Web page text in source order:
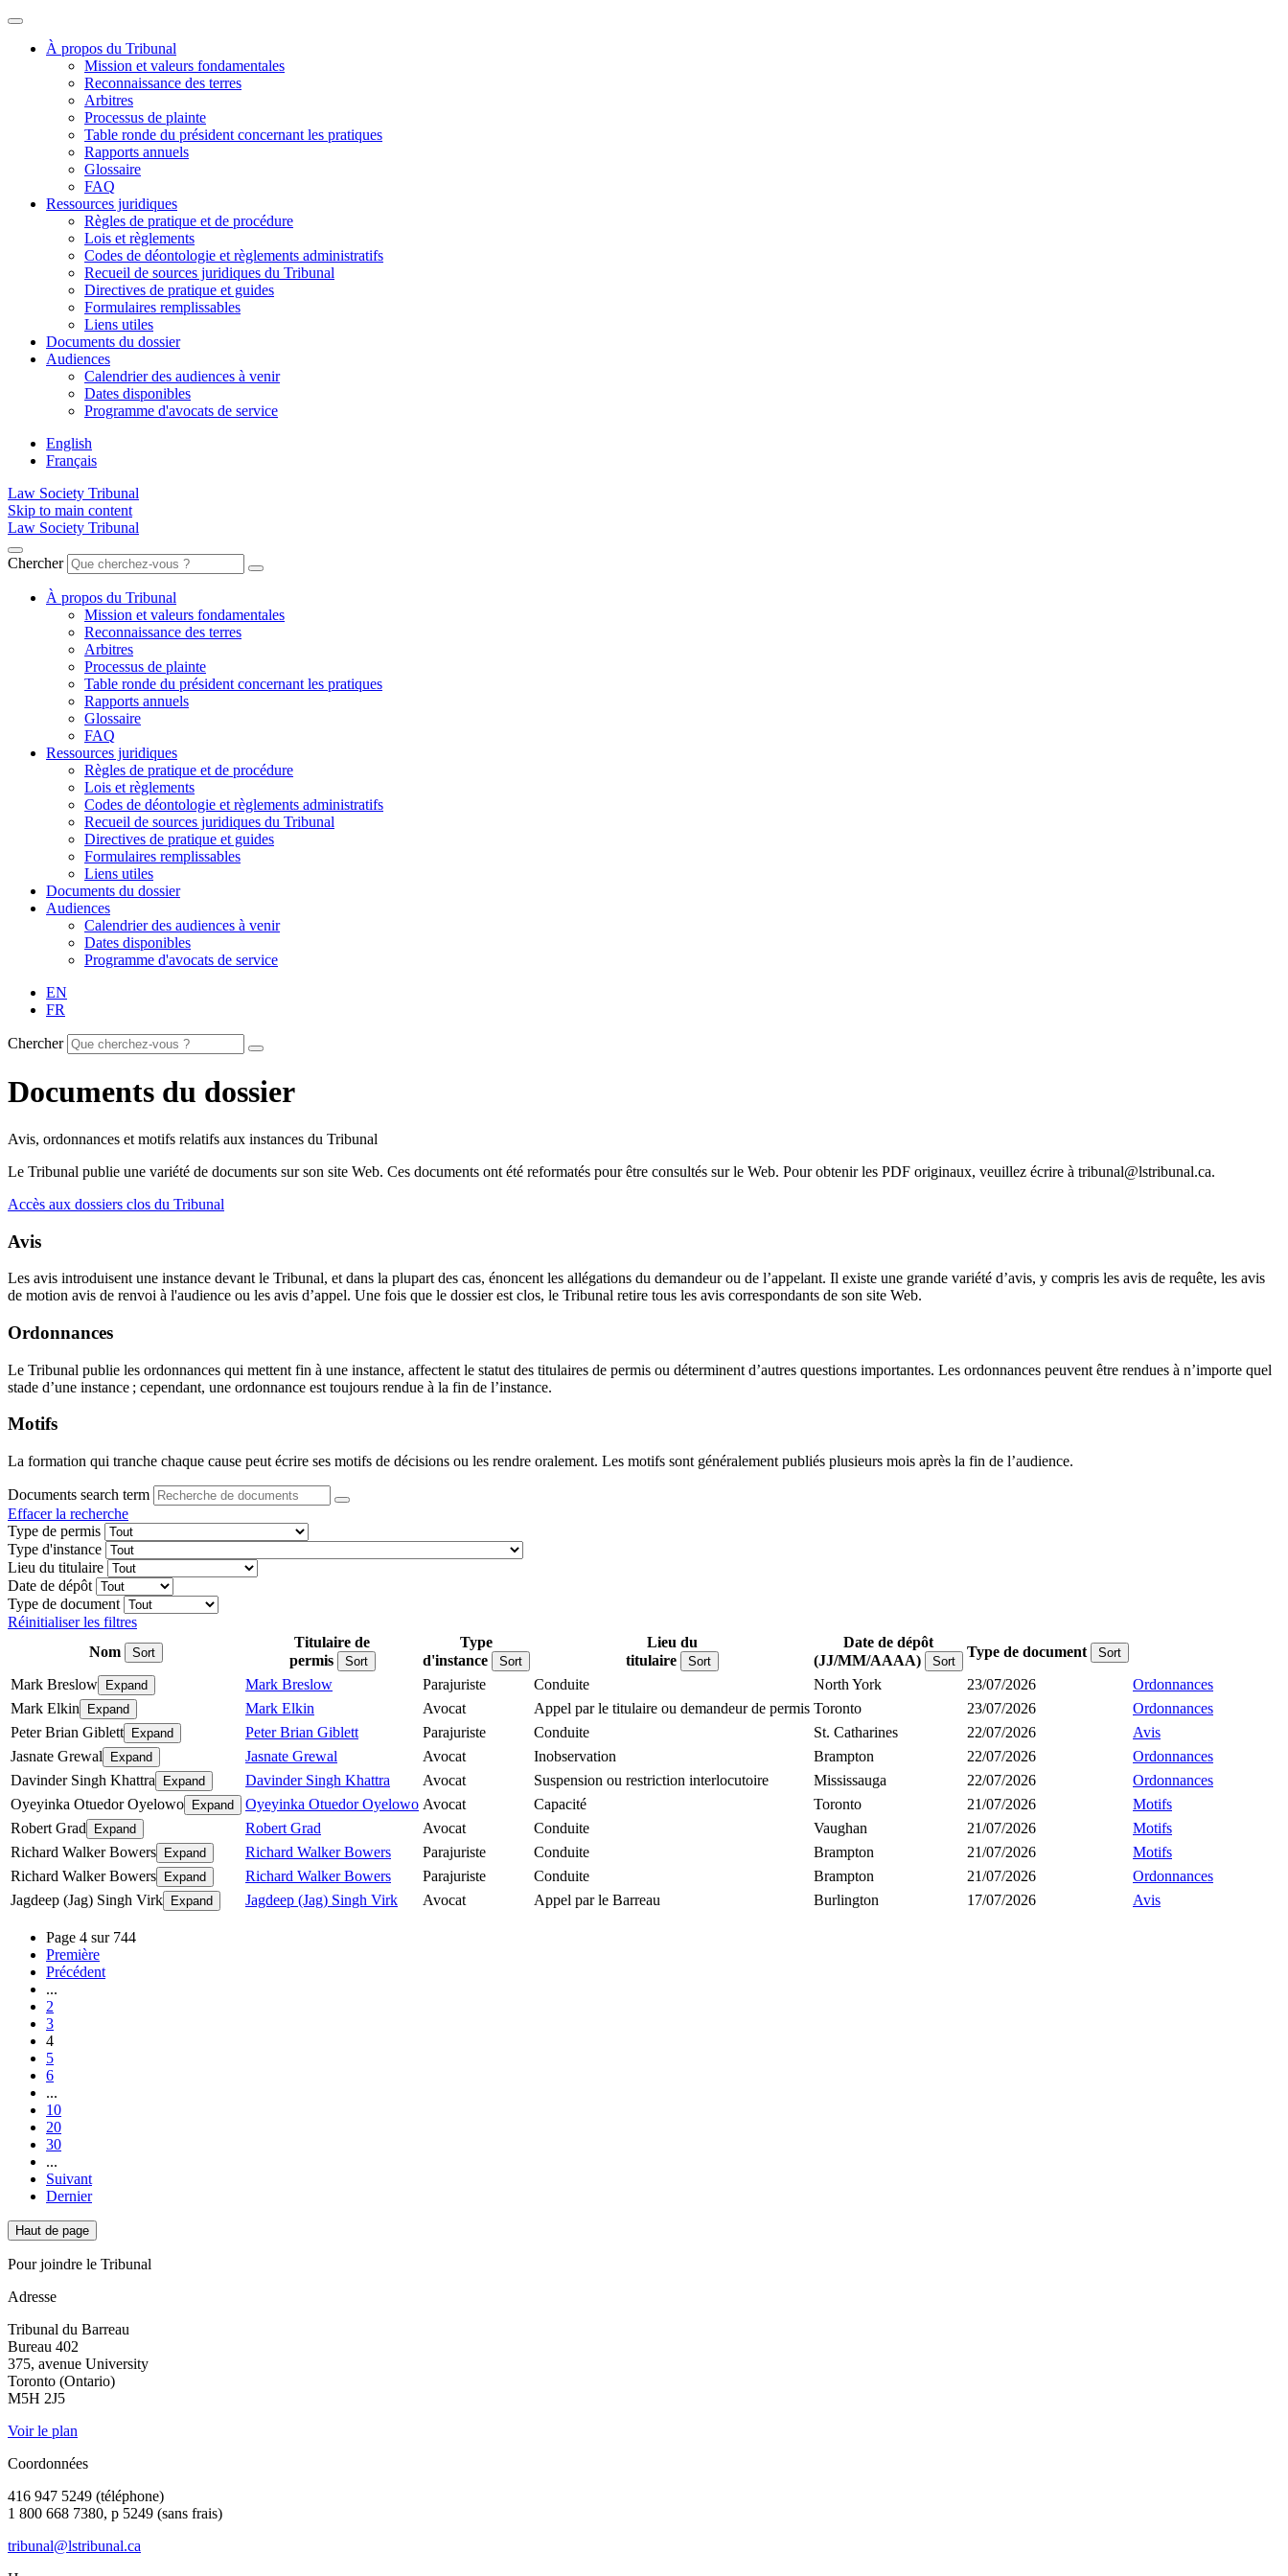
À propos du Tribunal
Mission et valeurs fondamentales
Reconnaissance des terres
Arbitres
Processus de plainte
Table ronde du président concernant les pratiques
Rapports annuels
Glossaire
FAQ
Ressources juridiques
Règles de pratique et de procédure
Lois et règlements
Codes de déontologie et règlements administratifs
Recueil de sources juridiques du Tribunal
Directives de pratique et guides
Formulaires remplissables
Liens utiles
Documents du dossier
Audiences
Calendrier des audiences à venir
Dates disponibles
Programme d'avocats de service
English
Français
Law Society Tribunal
Skip to main content
Law Society Tribunal
Chercher
À propos du Tribunal
Mission et valeurs fondamentales
Reconnaissance des terres
Arbitres
Processus de plainte
Table ronde du président concernant les pratiques
Rapports annuels
Glossaire
FAQ
Ressources juridiques
Règles de pratique et de procédure
Lois et règlements
Codes de déontologie et règlements administratifs
Recueil de sources juridiques du Tribunal
Directives de pratique et guides
Formulaires remplissables
Liens utiles
Documents du dossier
Audiences
Calendrier des audiences à venir
Dates disponibles
Programme d'avocats de service
EN
FR
Chercher
Documents du dossier
Avis, ordonnances et motifs relatifs aux instances du Tribunal
Le Tribunal publie une variété de documents sur son site Web. Ces documents ont été reformatés pour être consultés sur le Web. Pour obtenir les PDF originaux, veuillez écrire à tribunal@lstribunal.ca.
Accès aux dossiers clos du Tribunal
Avis
Les avis introduisent une instance devant le Tribunal, et dans la plupart des cas, énoncent les allégations du demandeur ou de l’appelant. Il existe une grande variété d’avis, y compris les avis de requête, les avis
de motion avis de renvoi à l'audience ou les avis d’appel. Une fois que le dossier est clos, le Tribunal retire tous les avis correspondants de son site Web.
Ordonnances
Le Tribunal publie les ordonnances qui mettent fin à une instance, affectent le statut des titulaires de permis ou déterminent d’autres questions importantes. Les ordonnances peuvent être rendues à n’importe quel
stade d’une instance ; cependant, une ordonnance est toujours rendue à la fin de l’instance.
Motifs
La formation qui tranche chaque cause peut écrire ses motifs de décisions ou les rendre oralement. Les motifs sont généralement publiés plusieurs mois après la fin de l’audience.
Documents search term
Effacer la recherche
Type de permis
Type d'instance
Lieu du titulaire
Date de dépôt
Type de document
Réinitialiser les filtres
Nom
Sort
Titulaire de
permis
Sort
Type
d'instance
Sort
Lieu du
titulaire
Sort
Date de dépôt
(JJ/MM/AAAA)
Sort
Type de document Sort
Mark Breslow Expand Mark Breslow Parajuriste Conduite North York 23/07/2026
Ordonnances
Mark Elkin
Expand Mark Elkin Avocat Appel par le titulaire ou demandeur de permis Toronto 23/07/2026
Ordonnances
Peter Brian Giblett
Expand Peter Brian Giblett Parajuriste Conduite St. Catharines 22/07/2026
Avis
Jasnate Grewal
Expand Jasnate Grewal Avocat Inobservation Brampton 22/07/2026
Ordonnances
Davinder Singh Khattra
Expand Davinder Singh Khattra Avocat Suspension ou restriction interlocutoire Mississauga 22/07/2026
Ordonnances
Oyeyinka Otuedor Oyelowo
Expand Oyeyinka Otuedor Oyelowo Avocat Capacité Toronto 21/07/2026
Motifs
Robert Grad
Expand Robert Grad Avocat Conduite Vaughan 21/07/2026
Motifs
Richard Walker Bowers
Expand Richard Walker Bowers Parajuriste Conduite Brampton 21/07/2026
Motifs
Richard Walker Bowers
Expand Richard Walker Bowers Parajuriste Conduite Brampton 21/07/2026
Ordonnances
Jagdeep (Jag) Singh Virk
Expand Jagdeep (Jag) Singh Virk Avocat Appel par le Barreau Burlington 17/07/2026 Avis
Page 4 sur 744
Première
Précédent
...
2
3
4
5
6
...
10
20
30
...
Suivant
Dernier
Haut de page
Pour joindre le Tribunal
Adresse
Tribunal du Barreau
Bureau 402
375, avenue University
Toronto (Ontario)
M5H 2J5
Voir le plan
Coordonnées
416 947 5249 (téléphone)
1 800 668 7380, p 5249 (sans frais)
tribunal@lstribunal.ca